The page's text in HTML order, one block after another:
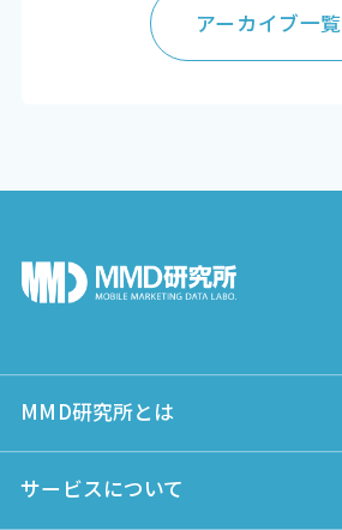
アーカイブ一覧
MMD研究所とは
サービスについて